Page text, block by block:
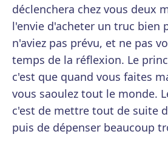
déclenchera chez vous deux
l'envie d'acheter un truc bien
n'aviez pas prévu, et ne pas
temps de la réflexion. Le
c'est que quand vous faites
vous saoulez tout le monde.
c'est de mettre tout de suite
puis de dépenser beaucoup